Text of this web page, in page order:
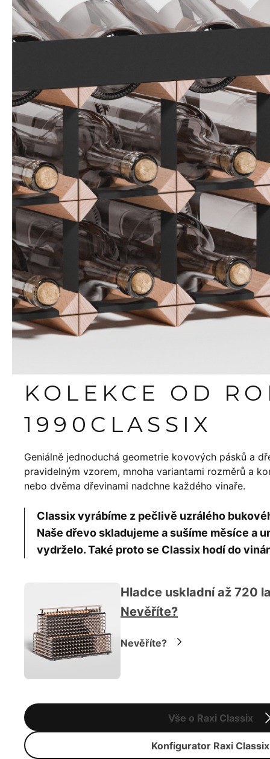
KOLEKCE OD
1990 CLASSIX
Geniálně jednoduchá geometrie kovových pásků a
pravidelným vzorem, mnoha variantami rozměrů a
nebo dvěma dřevinami nadchne každého vinaře.
Classix vyrábíme z pečlivě uzrálého
Naše dřevo skladujeme a sušíme měsíce a
vydrželo. Také proto se Classix hodí do
Vše o Raxi Classix
Konfigurator Raxi Classix
Hladce uskladní až 720
Nevěříte?
Nevěříte?